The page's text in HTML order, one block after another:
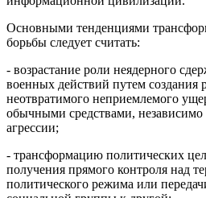
Основными тенденциями
борьбы следует считать:
- возрастание роли неядерного
военных действий путем создания
неотвратимого неприемлемого
обычными средствами,
агрессии;
- трансформацию политических
получения прямого контроля над
политического режима или